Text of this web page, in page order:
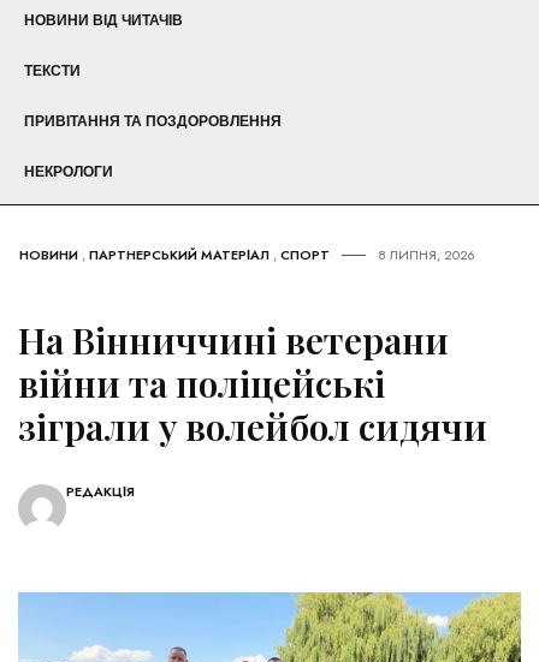
НОВИНИ ВІД ЧИТАЧІВ
ТЕКСТИ
ПРИВІТАННЯ ТА ПОЗДОРОВЛЕННЯ
НЕКРОЛОГИ
НОВИНИ ,ПАРТНЕРСЬКИЙ МАТЕРІАЛ ,СПОРТ 8 ЛИПНЯ, 2026
На Вінниччині ветерани
війни та поліцейські
зіграли у волейбол сидячи
РЕДАКЦІЯ